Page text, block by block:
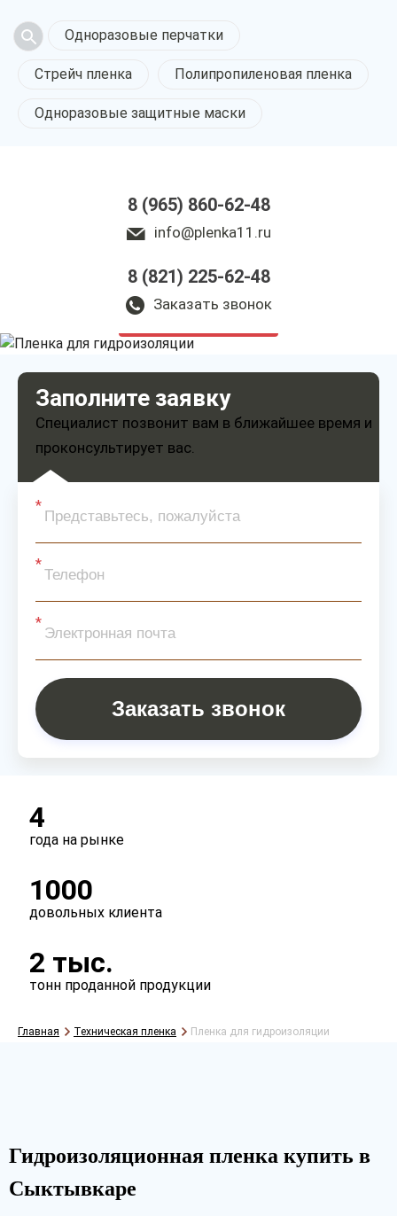
Одноразовые перчатки
Стрейч пленка Полипропиленовая пленка
Одноразовые защитные маски
8 (965) 860-62-48
info@plenka11.ru
8 (821) 225-62-48
Заказать звонок
для гидроизоляции
в Сыктывкаре
Заполните заявку
Специалист позвонит вам в ближайшее время и
проконсультирует вас.
Заказать звонок
4
года на рынке
1000
довольных клиента
2 тыс.
тонн проданной продукции
Главная Техническая пленка Пленка для гидроизоляции
Гидроизоляционная пленка купить в
Сыктывкаре